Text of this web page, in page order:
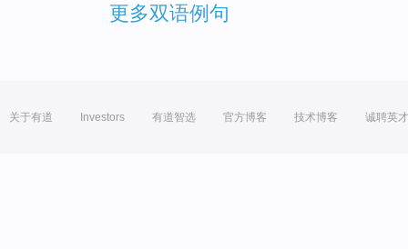
更多双语例句
关于有道 Investors 有道智选 官方博客 技术博客 诚聘英才